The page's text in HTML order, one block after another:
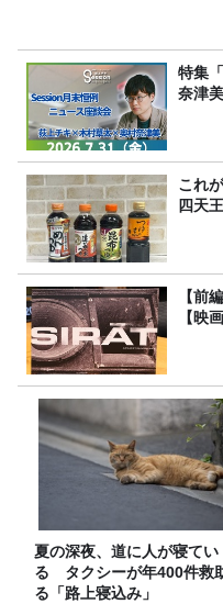
特集
奈津美
これ
四天
【前
【映
夏の深夜、道に人が寝てい
る タクシーが年400件救
る「路上寝込み」